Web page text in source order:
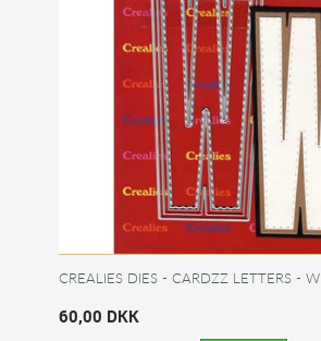
CREALIES DIES - CARDZZ LETTERS - W
60,00 DKK